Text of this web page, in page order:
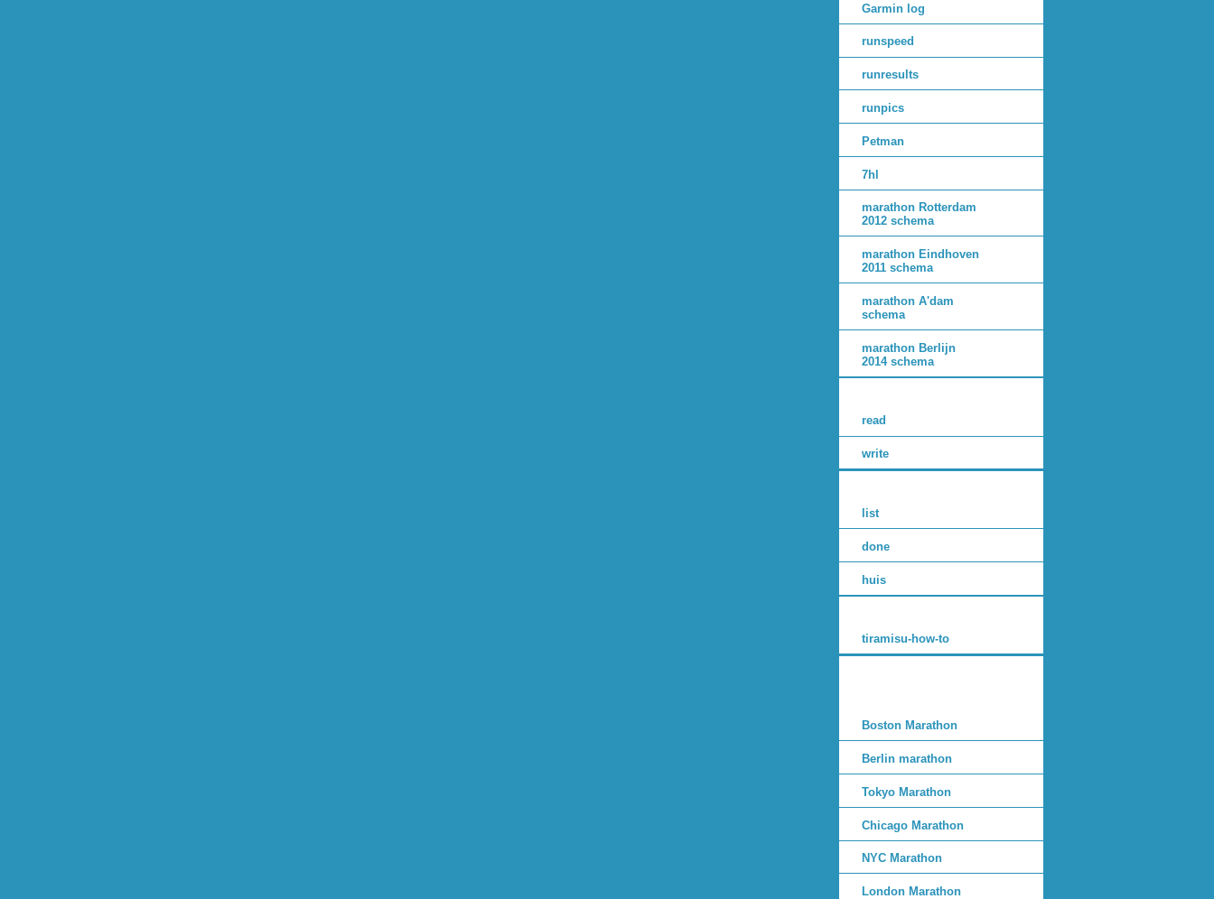
Garmin log
runspeed
runresults
runpics
Petman
7hl
marathon Rotterdam
2012 schema
marathon Eindhoven
2011 schema
marathon A'dam
schema
marathon Berlijn
2014 schema
read
write
list
done
huis
tiramisu-how-to
Boston Marathon
Berlin marathon
Tokyo Marathon
Chicago Marathon
NYC Marathon
London Marathon